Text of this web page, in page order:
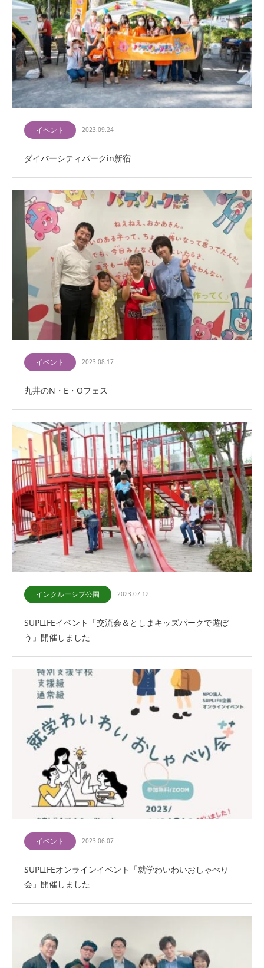
イベント 2023.09.24
ダイバーシティパークin新宿
イベント 2023.08.17
丸井のN・E・Oフェス
インクルーシブ公園 2023.07.12
SUPLIFEイベント「交流会＆としまキッズパークで遊ぼ
う」開催しました
イベント 2023.06.07
SUPLIFEオンラインイベント「就学わいわいおしゃべり
会」開催しました